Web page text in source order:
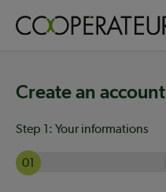
Create an account
Step 1: Your informations
01